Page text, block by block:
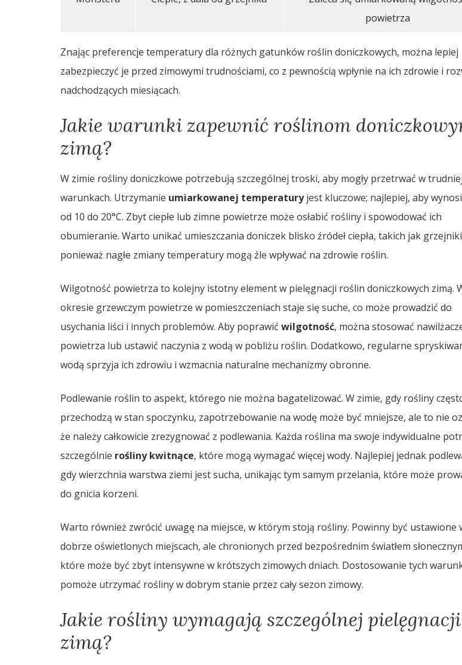
powietrza
Znając preferencje temperatury dla różnych gatunków roślin doniczkowych, można lepiej
zabezpieczyć je przed zimowymi trudnościami, co z pewnością wpłynie na ich zdrowie i
nadchodzących miesiącach.
Jakie warunki zapewnić roślinom
zimą?
W zimie rośliny doniczkowe potrzebują szczególnej troski, aby mogły przetrwać w
warunkach. Utrzymanie umiarkowanej temperaturyjest kluczowe; najlepiej, aby
od 10 do 20°C. Zbyt ciepłe lub zimne powietrze może osłabić rośliny i spowodować ich
obumieranie. Warto unikać umieszczania doniczek blisko źródeł ciepła, takich jak
ponieważ nagłe zmiany temperatury mogą źle wpływać na zdrowie roślin.
Wilgotność powietrza to kolejny istotny element w pielęgnacji roślin doniczkowych zimą.
okresie grzewczym powietrze w pomieszczeniach staje się suche, co może prowadzić do
usychania liści i innych problemów. Aby poprawić wilgotność, można stosować
powietrza lub ustawić naczynia z wodą w pobliżu roślin. Dodatkowo, regularne
wodą sprzyja ich zdrowiu i wzmacnia naturalne mechanizmy obronne.
Podlewanie roślin to aspekt, którego nie można bagatelizować. W zimie, gdy rośliny
przechodzą w stan spoczynku, zapotrzebowanie na wodę może być mniejsze, ale to nie
że należy całkowicie zrezygnować z podlewania. Każda roślina ma swoje indywidualne
szczególnie rośliny kwitnące, które mogą wymagać więcej wody. Najlepiej jednak
gdy wierzchnia warstwa ziemi jest sucha, unikając tym samym przelania, które może
do gnicia korzeni.
Warto również zwrócić uwagę na miejsce, w którym stoją rośliny. Powinny być ustawione
dobrze oświetlonych miejscach, ale chronionych przed bezpośrednim światłem
które może być zbyt intensywne w krótszych zimowych dniach. Dostosowanie tych
pomoże utrzymać rośliny w dobrym stanie przez cały sezon zimowy.
Jakie rośliny wymagają szczególnej pielęgnacji
zimą?